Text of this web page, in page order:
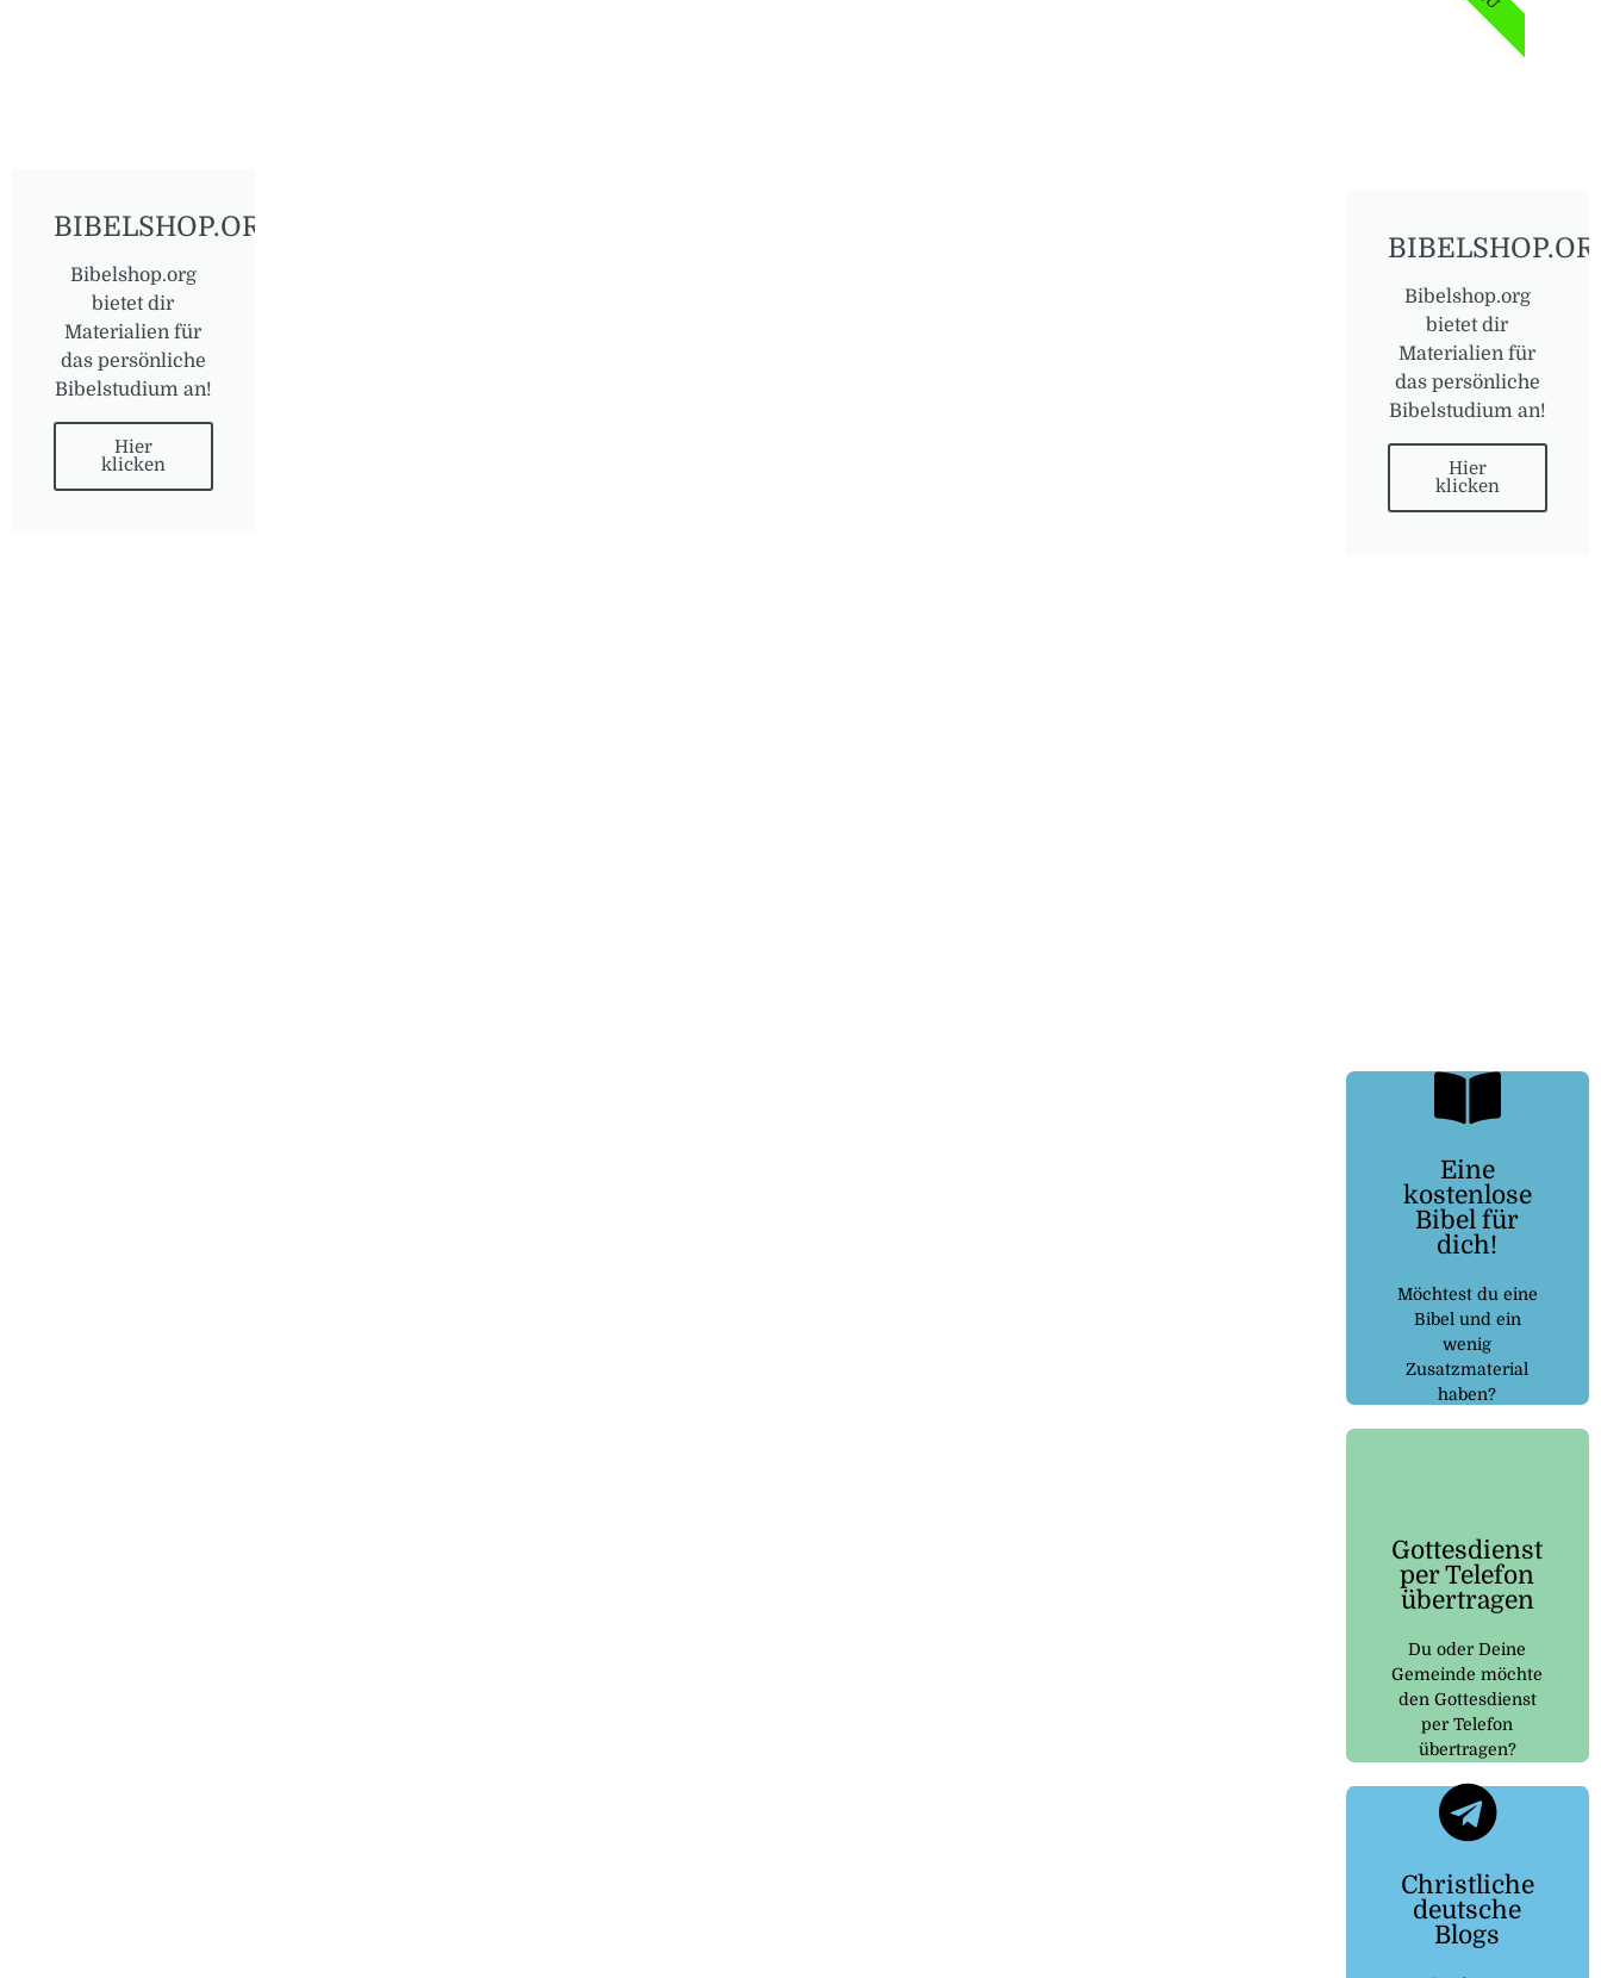
BIBELSHOP.ORG
Bibelshop.org
bietet dir
Materialien für
das persönliche
Bibelstudium an!
Hier
klicken
Bibelshop.org
bietet dir
Materialien für
das persönliche
Bibelstudium an!
Hier
klicken
Eine
kostenlose
Bibel für
dich!
Möchtest du eine
Bibel und ein
wenig
Zusatzmaterial
haben?
Dann folge
dem Link:
Kostenlosebibel.de
Gottesdienst
per Telefon
übertragen
Du oder Deine
Gemeinde möchte
den Gottesdienst
per Telefon
übertragen?
erklärt, wie das
funktioniert und
was du dafür
benötigst.
Hier
klicken
Christliche
deutsche
Blogs
Button um zu dem
Kanal zu kommen